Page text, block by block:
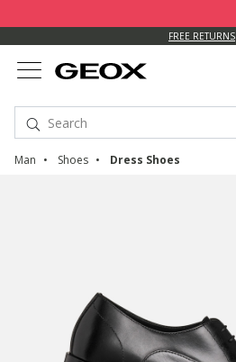
FREE RETURNS
Man Shoes Dress Shoes